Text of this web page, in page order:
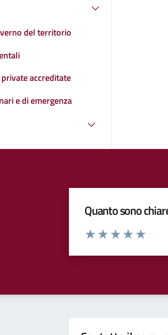
del territorio
accreditate
e di emergenza
Quanto sono
Valuta da 1 a 5 stelle la pagina